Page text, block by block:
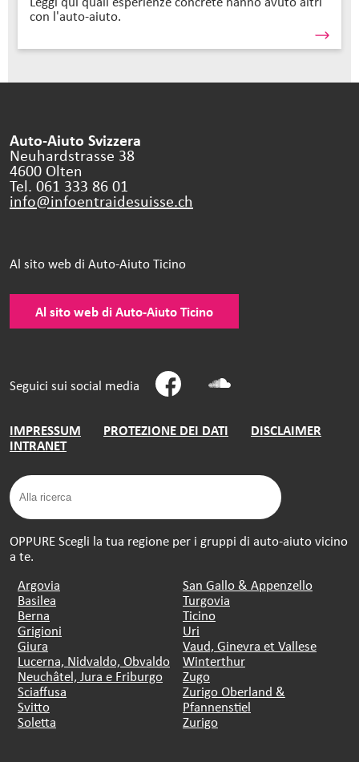
con l'auto-aiuto.
Auto-Aiuto Svizzera
Neuhardstrasse 38
4600 Olten
Tel. 061 333 86 01
info@infoentraidesuisse.ch
Al sito web di Auto-Aiuto Ticino
Al sito web di Auto-Aiuto Ticino
Seguici sui social media
IMPRESSUM PROTEZIONE DEI DATI
DISCLAIMER
INTRANET
OPPURE Scegli la tua regione per i gruppi di auto-aiuto vicino
a te.
Argovia
Basilea
Berna
Grigioni
Giura
Lucerna, Nidvaldo, Obvaldo
Neuchâtel, Jura e Friburgo
Sciaffusa
Svitto
Soletta
San Gallo & Appenzello
Turgovia
Ticino
Uri
Vaud, Ginevra et Vallese
Winterthur
Zugo
Zurigo Oberland &
Pfannenstiel
Zurigo